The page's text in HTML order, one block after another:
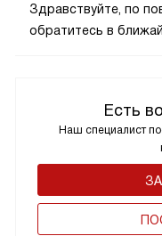
Есть
Наш специалист
Здравствуйте, по
обратитесь в